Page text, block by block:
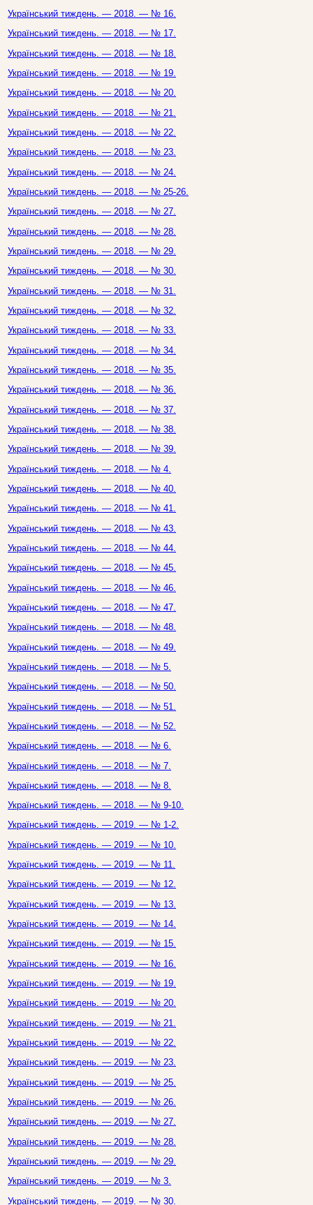
Український тиждень. — 2018. — № 16.
Український тиждень. — 2018. — № 17.
Український тиждень. — 2018. — № 18.
Український тиждень. — 2018. — № 19.
Український тиждень. — 2018. — № 20.
Український тиждень. — 2018. — № 21.
Український тиждень. — 2018. — № 22.
Український тиждень. — 2018. — № 23.
Український тиждень. — 2018. — № 24.
Український тиждень. — 2018. — № 25-26.
Український тиждень. — 2018. — № 27.
Український тиждень. — 2018. — № 28.
Український тиждень. — 2018. — № 29.
Український тиждень. — 2018. — № 30.
Український тиждень. — 2018. — № 31.
Український тиждень. — 2018. — № 32.
Український тиждень. — 2018. — № 33.
Український тиждень. — 2018. — № 34.
Український тиждень. — 2018. — № 35.
Український тиждень. — 2018. — № 36.
Український тиждень. — 2018. — № 37.
Український тиждень. — 2018. — № 38.
Український тиждень. — 2018. — № 39.
Український тиждень. — 2018. — № 4.
Український тиждень. — 2018. — № 40.
Український тиждень. — 2018. — № 41.
Український тиждень. — 2018. — № 43.
Український тиждень. — 2018. — № 44.
Український тиждень. — 2018. — № 45.
Український тиждень. — 2018. — № 46.
Український тиждень. — 2018. — № 47.
Український тиждень. — 2018. — № 48.
Український тиждень. — 2018. — № 49.
Український тиждень. — 2018. — № 5.
Український тиждень. — 2018. — № 50.
Український тиждень. — 2018. — № 51.
Український тиждень. — 2018. — № 52.
Український тиждень. — 2018. — № 6.
Український тиждень. — 2018. — № 7.
Український тиждень. — 2018. — № 8.
Український тиждень. — 2018. — № 9-10.
Український тиждень. — 2019. — № 1-2.
Український тиждень. — 2019. — № 10.
Український тиждень. — 2019. — № 11.
Український тиждень. — 2019. — № 12.
Український тиждень. — 2019. — № 13.
Український тиждень. — 2019. — № 14.
Український тиждень. — 2019. — № 15.
Український тиждень. — 2019. — № 16.
Український тиждень. — 2019. — № 19.
Український тиждень. — 2019. — № 20.
Український тиждень. — 2019. — № 21.
Український тиждень. — 2019. — № 22.
Український тиждень. — 2019. — № 23.
Український тиждень. — 2019. — № 25.
Український тиждень. — 2019. — № 26.
Український тиждень. — 2019. — № 27.
Український тиждень. — 2019. — № 28.
Український тиждень. — 2019. — № 29.
Український тиждень. — 2019. — № 3.
Український тиждень. — 2019. — № 30.